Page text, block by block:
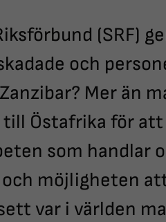
(SRF)
och
Mer än
till Östafrika för
som handlar
möjligheten
var i världen